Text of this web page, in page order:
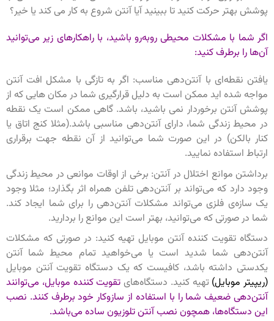
پوشش بهتر حرکت کنید تا ببینید آیا آنتن شروع به کار می کند یا خیر‌؟
اگر شما با مشکلات محیطی روبه‌رو باشید، با راهکارهای زیر می‌توانید
آن‌ها را برطرف کنید:
یافتن نقطه‌ای با آنتن‌دهی مناسب: اگر به تازگی با مشکل افت آنتن
مواجه شده اید ممکن است به دلیل قرارگیری شما در مکان هایی که از
پوشش آنتن برخوردار نمی باشید، باشد. گاهی ممکن است یک نقطه
در محیط زندگی شما، دارای آنتن‌دهی مناسبی باشد.(مثلا کنج اتاق یا
کنار بالکن) در این صورت شما می‌توانید از آن نقطه جهت برقراری
ارتباط استفاده نمایید.
برداشتن موانع اختلال در آنتن: برخی از اوقات موانعی در محیط زندگی
وجود دارد که می‌تواند بر آنتن‌دهی تلفن همراه اثر بگذارد؛ مثلا وجود
یک سازه‌ی فلزی می‌تواند مشکلات آنتن‌دهی را برای شما ایجاد کند.
شما در صورتی که می‌توانید، بهتر است این موانع را بردارید.
دستگاه تقویت کننده آنتن موبایل تهیه کنید: در صورتی که مشکلات
آنتن‌دهی شما شدید است یا می‌خواهید تمام محیط شما آنتن
یکدستی داشته باشد، کافیست که یک دستگاه تقویت آنتن موبایل
(ریپیتر موبایل) تهیه کنید. دستگاه‌های تقویت کننده موبایل، می‌توانند
آنتن‌دهی ضعیف شما را با استفاده از سازوکار خود برطرف کنند. نصب
این دستگاه‌ها، همچون نصب آنتن تلوزیون ساده می‌باشد.